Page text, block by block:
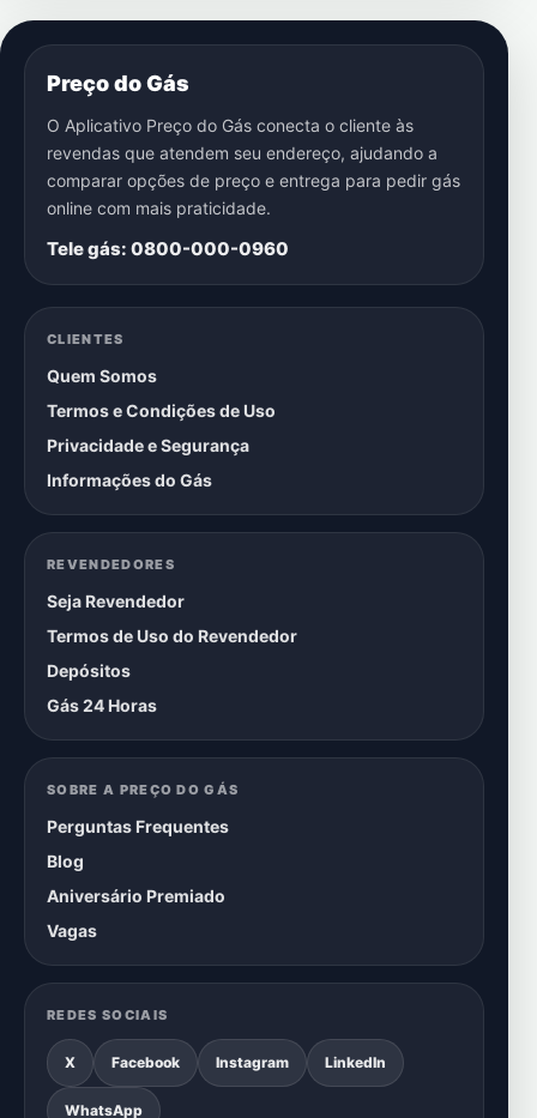
Preço do Gás
O Aplicativo Preço do Gás conecta o cliente às
revendas que atendem seu endereço, ajudando a
comparar opções de preço e entrega para pedir gás
online com mais praticidade.
Tele gás: 0800-000-0960
CLIENTES
Quem Somos
Termos e Condições de Uso
Privacidade e Segurança
Informações do Gás
REVENDEDORES
Seja Revendedor
Termos de Uso do Revendedor
Depósitos
Gás 24 Horas
SOBRE A PREÇO DO GÁS
Perguntas Frequentes
Blog
Aniversário Premiado
Vagas
REDES SOCIAIS
X Facebook Instagram LinkedIn
WhatsApp